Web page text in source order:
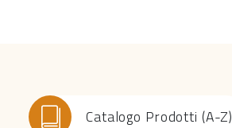
Catalogo Prodotti (A-Z)